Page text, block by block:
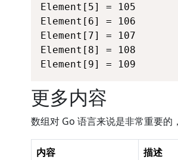
Element[5] = 105
Element[6] = 106
Element[7] = 107
Element[8] = 108
Element[9] = 109
更多内容
数组对 Go 语言来说是非常重要的
内容
描述